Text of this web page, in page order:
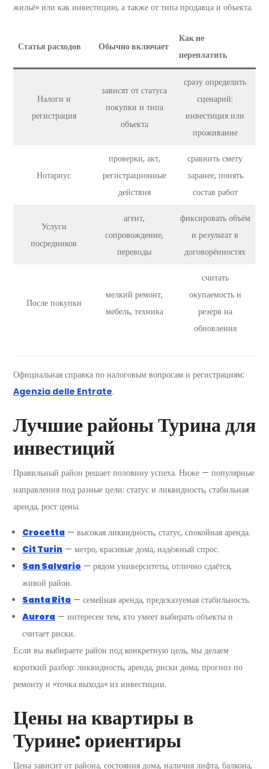
жильё» или как инвестицию, а также от типа продавца и объекта.
Статья расходов Обычно включает
Как не
переплатить
Налоги и
регистрация
зависят от статуса
покупки и типа
объекта
сразу определить
сценарий:
инвестиция или
проживание
Нотариус
проверки, акт,
регистрационные
действия
сравнить смету
заранее, понять
состав работ
Услуги
посредников
агент,
сопровождение,
переводы
фиксировать объём
и результат в
договорённостях
После покупки
мелкий ремонт,
мебель, техника
считать
окупаемость и
резерв на
обновления
Официальная справка по налоговым вопросам и регистрациям:
Agenzia delle Entrate.
Лучшие районы Турина для
инвестиций
Правильный район решает половину успеха. Ниже — популярные
направления под разные цели: статус и ликвидность, стабильная
аренда, рост цены.
Crocetta — высокая ликвидность, статус, спокойная аренда.
Cit Turin — метро, красивые дома, надёжный спрос.
San Salvario — рядом университеты, отлично сдаётся,
живой район.
Santa Rita — семейная аренда, предсказуемая стабильность.
Aurora — интересен тем, кто умеет выбирать объекты и
считает риски.
Если вы выбираете район под конкретную цель, мы делаем
короткий разбор: ликвидность, аренда, риски дома, прогноз по
ремонту и «точка выхода» из инвестиции.
Цены на квартиры в
Турине: ориентиры
Цена зависит от района, состояния дома, наличия лифта, балкона,